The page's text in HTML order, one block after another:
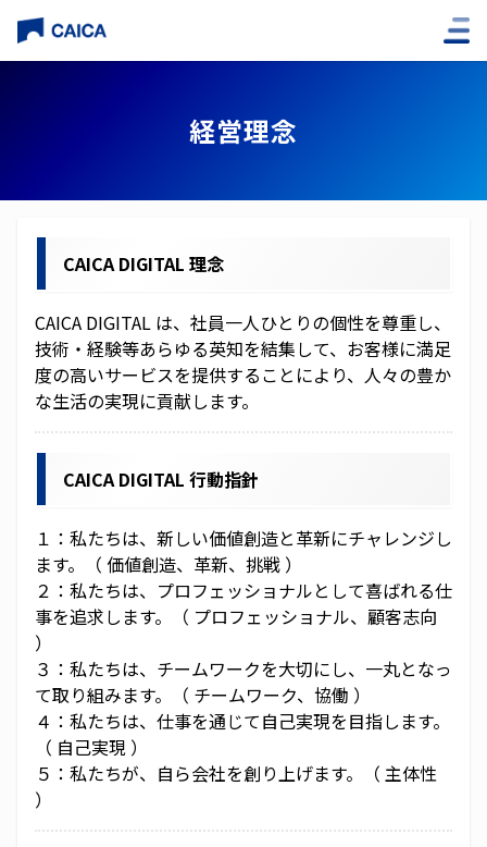
子会社
アクセス
事業紹介
CAICA テクノロジーズ
カイカフィナンシャルホールディングス
ネクス
ＥＷＪ
投資家情報
経営理念
CAICA DIGITAL 理念
CAICA DIGITAL は、社員一人ひとりの個性を尊重し、
技術・経験等あらゆる英知を結集して、お客様に満足
度の高いサービスを提供することにより、人々の豊か
な生活の実現に貢献します。
CAICA DIGITAL 行動指針
１：私たちは、新しい価値創造と革新にチャレンジし
ます。（ 価値創造、革新、挑戦 ）
２：私たちは、プロフェッショナルとして喜ばれる仕
事を追求します。（ プロフェッショナル、顧客志向
）
３：私たちは、チームワークを大切にし、一丸となっ
て取り組みます。（ チームワーク、協働 ）
４：私たちは、仕事を通じて自己実現を目指します。
（ 自己実現 ）
５：私たちが、自ら会社を創り上げます。（ 主体性
）